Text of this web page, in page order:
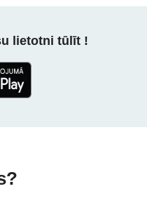
lietotni tūlīt !